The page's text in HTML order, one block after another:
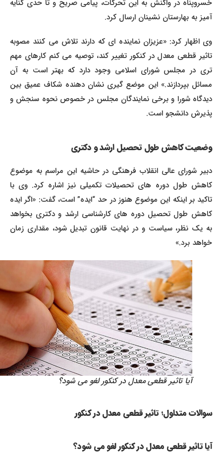
خسروپناه در واکنش به این تحرکات، پیامی صریح و تا حدی کنایه
آمیز به بهارستان نشینان ارسال کرد.
وی اظهار کرد: «عزیزان نماینده ای که دارند تلاش می کنند مصوبه
تاثیر قطعی معدل در کنکور تغییر کند، توصیه می کنم کارهای مهم
تری در مجلس شورای اسلامی وجود دارد که بهتر است به آن
مسائل بپردازند.» این موضع گیری نشان دهنده شکاف عمیق بین
دیدگاه شورا و برخی نمایندگان مجلس در خصوص نحوه سنجش و
پذیرش دانشجو است.
وضعیت کاهش طول تحصیل ارشد و دکتری
دبیر شورای عالی انقلاب فرهنگی در حاشیه این مراسم به موضوع
کاهش طول دوره های تحصیلات تکمیلی نیز اشاره کرد. وی با
تاکید بر اینکه این موضوع هنوز در حد “ایده” است، گفت: «اگر ایده
کاهش طول تحصیل دوره های کارشناسی ارشد و دکتری بخواهد
به یک نظر، سیاست و در نهایت قانون تبدیل شود، مقداری زمان
خواهد برد.»
آیا تاثیر قطعی معدل در کنکور لغو می شود؟
سوالات متداول؛ تاثیر قطعی معدل در کنکور
آیا تاثیر قطعی معدل در کنکور لغو می شود؟